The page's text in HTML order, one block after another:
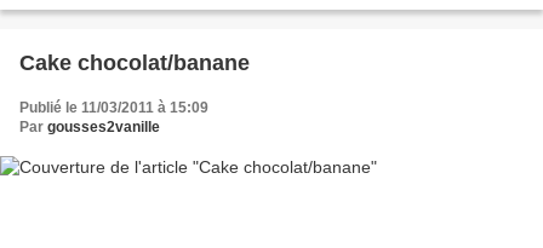
Cake chocolat/banane
Publié le 11/03/2011 à 15:09
Par gousses2vanille